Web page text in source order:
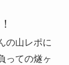
の山レポに
っての燧ヶ